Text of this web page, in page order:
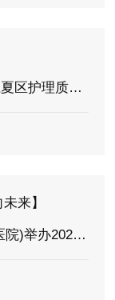
理工作专项培训
来】
优秀护理实习生表彰大会